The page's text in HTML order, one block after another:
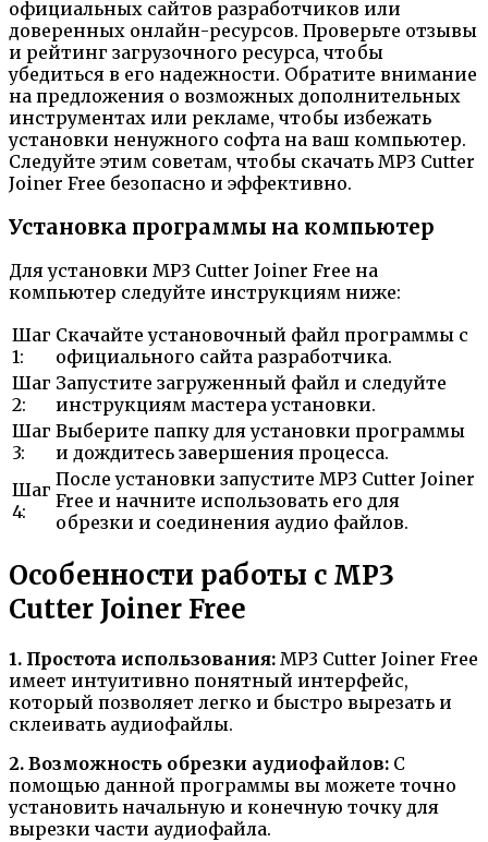
официальных сайтов разработчиков или
доверенных онлайн-ресурсов. Проверьте отзывы
и рейтинг загрузочного ресурса, чтобы
убедиться в его надежности. Обратите внимание
на предложения о возможных дополнительных
инструментах или рекламе, чтобы избежать
установки ненужного софта на ваш компьютер.
Следуйте этим советам, чтобы скачать MP3 Cutter
Joiner Free безопасно и эффективно.
Установка программы на компьютер
Для установки MP3 Cutter Joiner Free на
компьютер следуйте инструкциям ниже:
Шаг
1:
Скачайте установочный файл программы с
официального сайта разработчика.
Шаг
2:
Запустите загруженный файл и следуйте
инструкциям мастера установки.
Шаг
3:
Выберите папку для установки программы
и дождитесь завершения процесса.
Шаг
4:
После установки запустите MP3 Cutter Joiner
Free и начните использовать его для
обрезки и соединения аудио файлов.
Особенности работы с MP3
Cutter Joiner Free
1. Простота использования: MP3 Cutter Joiner Free
имеет интуитивно понятный интерфейс,
который позволяет легко и быстро вырезать и
склеивать аудиофайлы.
2. Возможность обрезки аудиофайлов: С
помощью данной программы вы можете точно
установить начальную и конечную точку для
вырезки части аудиофайла.